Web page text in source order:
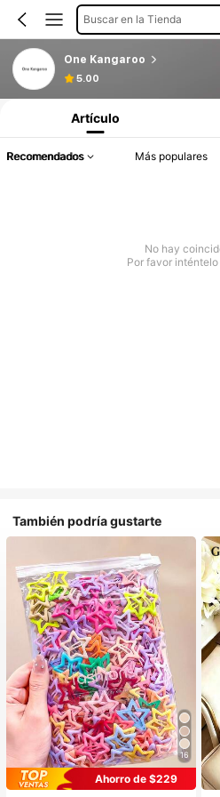
Buscar en la Tienda
One Kangaroo
5.00
Artículo
Recomendados Más populares
No hay
Por favor
También podría gustarte
16
Ahorro de $229